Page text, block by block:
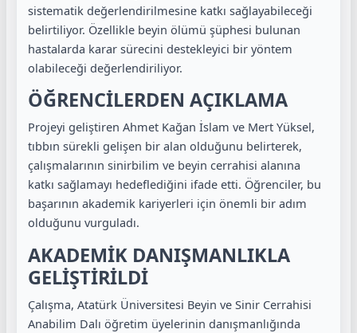
sistematik değerlendirilmesine katkı sağlayabileceği
belirtiliyor. Özellikle beyin ölümü şüphesi bulunan
hastalarda karar sürecini destekleyici bir yöntem
olabileceği değerlendiriliyor.
ÖĞRENCİLERDEN AÇIKLAMA
Projeyi geliştiren Ahmet Kağan İslam ve Mert Yüksel,
tıbbın sürekli gelişen bir alan olduğunu belirterek,
çalışmalarının sinirbilim ve beyin cerrahisi alanına
katkı sağlamayı hedeflediğini ifade etti. Öğrenciler, bu
başarının akademik kariyerleri için önemli bir adım
olduğunu vurguladı.
AKADEMİK DANIŞMANLIKLA
GELİŞTİRİLDİ
Çalışma, Atatürk Üniversitesi Beyin ve Sinir Cerrahisi
Anabilim Dalı öğretim üyelerinin danışmanlığında